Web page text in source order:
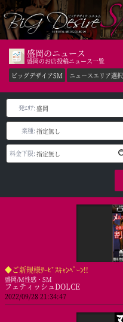
盛岡のニュース
盛岡のお店投稿ニュース一覧
ビッグデザイアSM
ニュースエリア選択
発ｴﾘｱ:
業種:
料金下限:
◆ご新規様ｻｰﾋﾞｽｷｬﾝﾍﾟｰﾝ!!
盛岡/M性感・SM
フェティッシュDOLCE
2022/09/28 21:34:47